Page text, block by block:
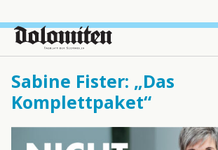
Sabine Fister: „Das
Komplettpaket“